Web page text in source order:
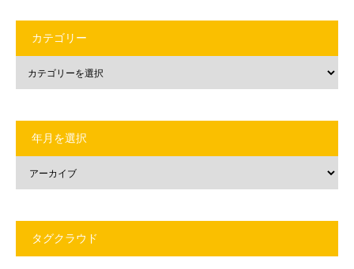
カテゴリー
年月を選択
タグクラウド